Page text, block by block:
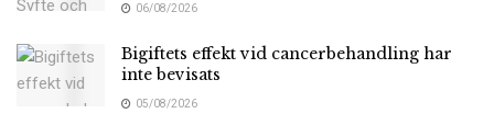
06/08/2026
Bigiftets effekt vid cancerbehandling har
inte bevisats
05/08/2026